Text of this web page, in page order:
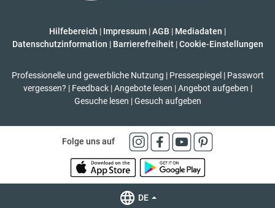
Hilfebereich | Impressum |AGB | Mediadaten |
Datenschutzinformation | Barrierefreiheit | Cookie-Einstellungen
Professionelle und gewerbliche Nutzung | Pressespiegel | Passwort
vergessen? | Feedback | Angebote lesen | Angebot aufgeben |
Gesuche lesen | Gesuch aufgeben
Folge uns auf
DE